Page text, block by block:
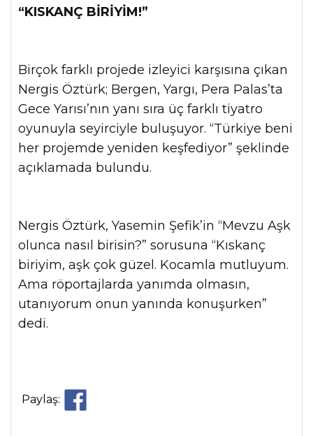
“KISKANÇ BİRİYİM!”
Birçok farklı projede izleyici karşısına çıkan
Nergis Öztürk; Bergen, Yargı, Pera Palas’ta
Gece Yarısı’nın yanı sıra üç farklı tiyatro
oyunuyla seyirciyle buluşuyor. “Türkiye beni
her projemde yeniden keşfediyor” şeklinde
açıklamada bulundu.
Nergis Öztürk, Yasemin Şefik’in “Mevzu Aşk
olunca nasıl birisin?” sorusuna “Kıskanç
biriyim, aşk çok güzel. Kocamla mutluyum.
Ama röportajlarda yanımda olmasın,
utanıyorum onun yanında konuşurken”
dedi.
Paylaş: